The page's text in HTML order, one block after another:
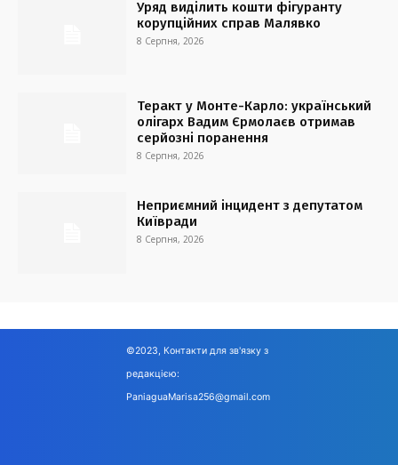
Уряд виділить кошти фігуранту
корупційних справ Малявко
8 Серпня, 2026
Теракт у Монте-Карло: український
олігарх Вадим Єрмолаєв отримав
серйозні поранення
8 Серпня, 2026
Неприємний інцидент з депутатом
Київради
8 Серпня, 2026
©2023, Контакти для зв'язку з
редакцією:
PaniaguaMarisa256@gmail.com